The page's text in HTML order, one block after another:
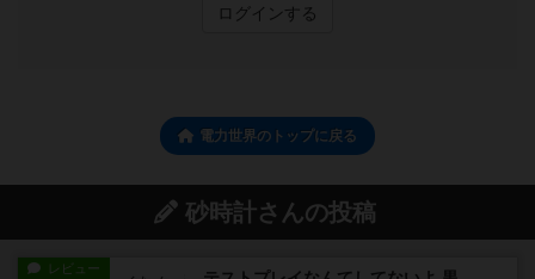
ログインする
電力世界のトップに戻る
砂時計さんの投稿
レビュー